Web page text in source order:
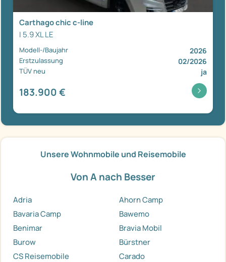
Carthago chic c-line
I 5.9 XL LE
Modell-/Baujahr 2026
Erstzulassung 02/2026
TÜV neu ja
183.900 €
Unsere Wohnmobile und Reisemobile
Von A nach Besser
Adria
Ahorn Camp
Bavaria Camp
Bawemo
Benimar
Bravia Mobil
Burow
Bürstner
CS Reisemobile
Carado